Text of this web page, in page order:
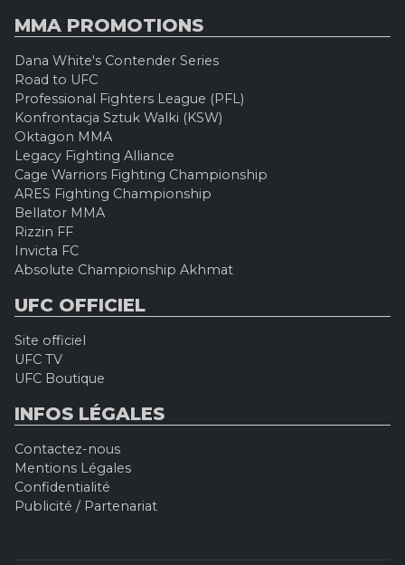
MMA PROMOTIONS
Dana White's Contender Series
Road to UFC
Professional Fighters League (PFL)
Konfrontacja Sztuk Walki (KSW)
Oktagon MMA
Legacy Fighting Alliance
Cage Warriors Fighting Championship
ARES Fighting Championship
Bellator MMA
Rizzin FF
Invicta FC
Absolute Championship Akhmat
UFC OFFICIEL
Site officiel
UFC TV
UFC Boutique
INFOS LÉGALES
Contactez-nous
Mentions Légales
Confidentialité
Publicité / Partenariat